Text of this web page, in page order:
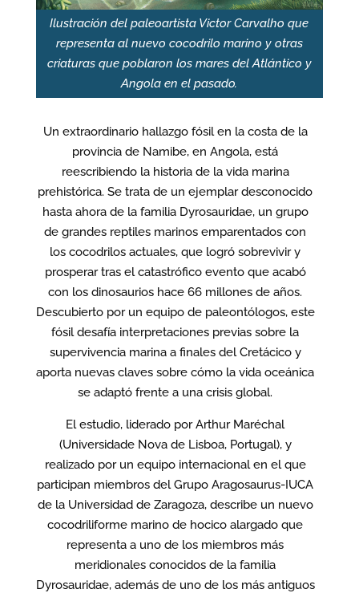
Ilustración del paleoartista Victor Carvalho que
representa al nuevo cocodrilo marino y otras
criaturas que poblaron los mares del Atlántico y
Angola en el pasado.
Un extraordinario hallazgo fósil en la costa de la
provincia de Namibe, en Angola, está
reescribiendo la historia de la vida marina
prehistórica. Se trata de un ejemplar desconocido
hasta ahora de la familia Dyrosauridae, un grupo
de grandes reptiles marinos emparentados con
los cocodrilos actuales, que logró sobrevivir y
prosperar tras el catastrófico evento que acabó
con los dinosaurios hace 66 millones de años.
Descubierto por un equipo de paleontólogos, este
fósil desafía interpretaciones previas sobre la
supervivencia marina a finales del Cretácico y
aporta nuevas claves sobre cómo la vida oceánica
se adaptó frente a una crisis global.
El estudio, liderado por Arthur Maréchal
(Universidade Nova de Lisboa, Portugal), y
realizado por un equipo internacional en el que
participan miembros del Grupo Aragosaurus-IUCA
de la Universidad de Zaragoza, describe un nuevo
cocodriliforme marino de hocico alargado que
representa a uno de los miembros más
meridionales conocidos de la familia
Dyrosauridae, además de uno de los más antiguos